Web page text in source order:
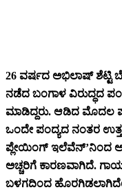
26 ವರ್ಷದ ಅಭಿಲಾಷ್ ಶೆಟ್ಟಿ
ನಡೆದ ಬಂಗಾಳ ವಿರುದ್ಧದ
ಮಾಡಿದ್ದರು. ಆಡಿದ ಮೊದಲ
ಒಂದೇ ಪಂದ್ಯದ ನಂತರ
ಪ್ಲೇಯಿಂಗ್ ಇಲೆವೆನ್’ನಿಂದ
ಅಚ್ಚರಿಗೆ ಕಾರಣವಾಗಿದೆ.
ಬಳಗದಿಂದ